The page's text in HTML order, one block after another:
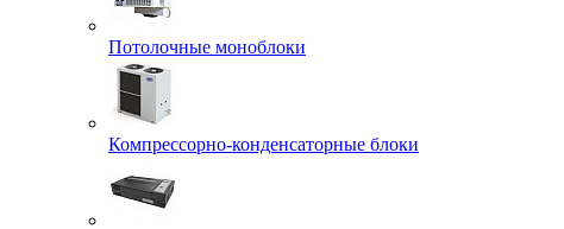
Потолочные моноблоки
Компрессорно-конденсаторные блоки